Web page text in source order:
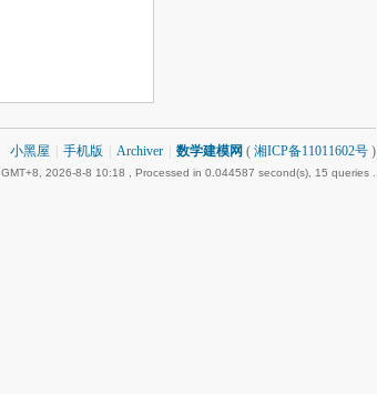
小黑屋 手机版 Archiver 数学建模网 ( 湘ICP备11011602号 )
GMT+8, 2026-8-8 10:18 , Processed in 0.044587 second(s), 15 queries .